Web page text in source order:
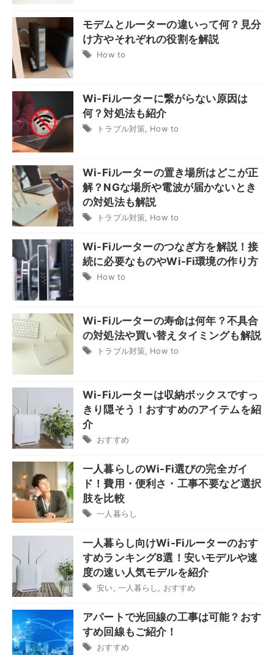
モデムとルーターの違いって何？見分
け方やそれぞれの役割を解説
How to
Wi-Fiルーターに繋がらない原因は
何？対処法も紹介
トラブル対策 How to
Wi-Fiルーターの置き場所はどこが正
解？NGな場所や電波が届かないとき
の対処法も解説
トラブル対策 How to
Wi-Fiルーターのつなぎ方を解説！接
続に必要なものやWi-Fi環境の作り方
How to
Wi-Fiルーターの寿命は何年？不具合
の対処法や買い替えタイミングも解説
トラブル対策 How to
Wi-Fiルーターは収納ボックスですっ
きり隠そう！おすすめのアイテムを紹
介
おすすめ
一人暮らしのWi-Fi選びの完全ガイ
ド！費用・便利さ・工事不要など選択
肢を比較
一人暮らし
一人暮らし向けWi-Fiルーターのおす
すめランキング8選！安いモデルや速
度の速い人気モデルを紹介
安い 一人暮らし おすすめ
アパートで光回線の工事は可能？おす
すめ回線もご紹介！
おすすめ